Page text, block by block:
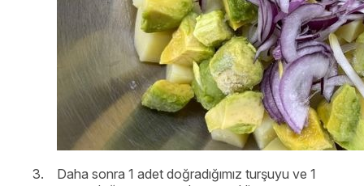
Daha sonra 1 adet doğradığımız turşuyu ve 1